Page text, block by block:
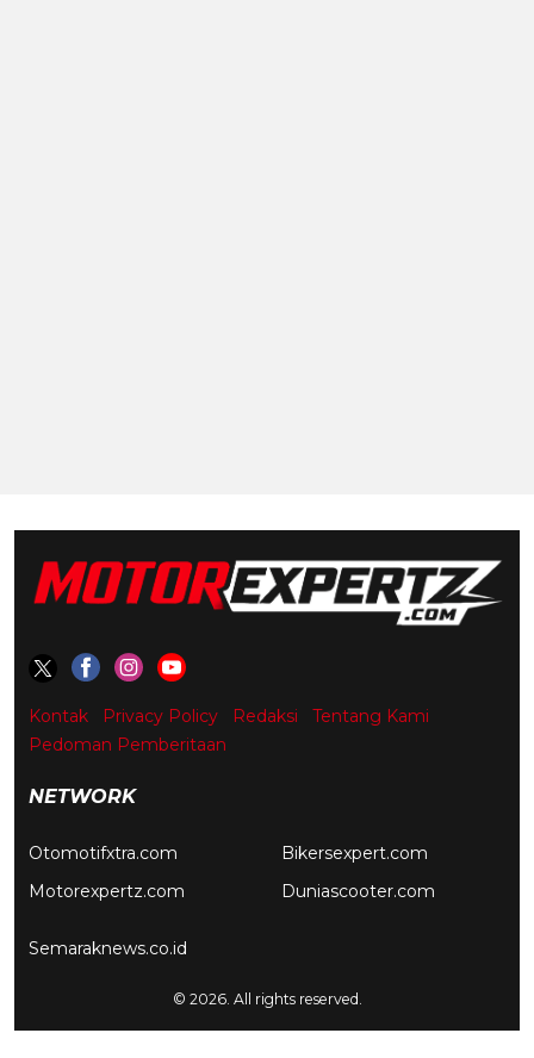
Kontak Privacy Policy Redaksi
Tentang Kami
Pedoman Pemberitaan
NETWORK
Otomotifxtra.com
Motorexpertz.com
Bikersexpert.com
Duniascooter.com
Semaraknews.co.id
© 2026. All rights reserved.